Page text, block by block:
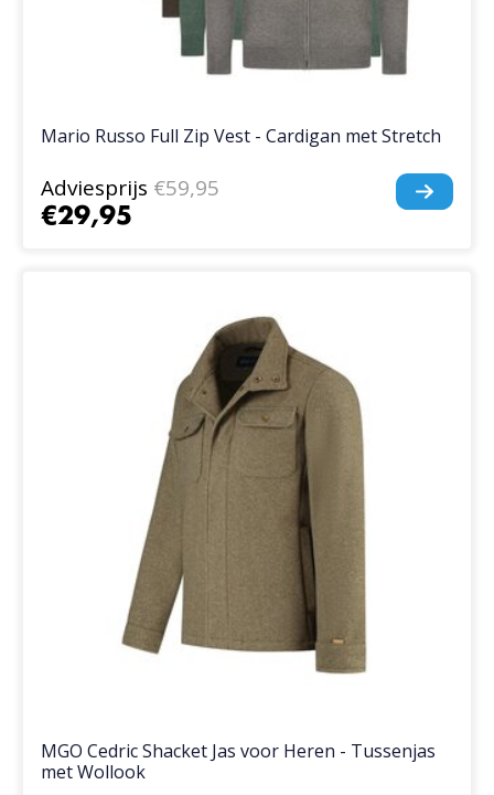
Mario Russo Full Zip Vest - Cardigan met Stretch
Adviesprijs €59,95
€29,95
MGO Cedric Shacket Jas voor Heren - Tussenjas
met Wollook